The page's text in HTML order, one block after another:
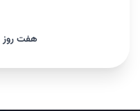
هفت روز